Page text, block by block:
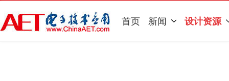
首页 新闻 设计资源